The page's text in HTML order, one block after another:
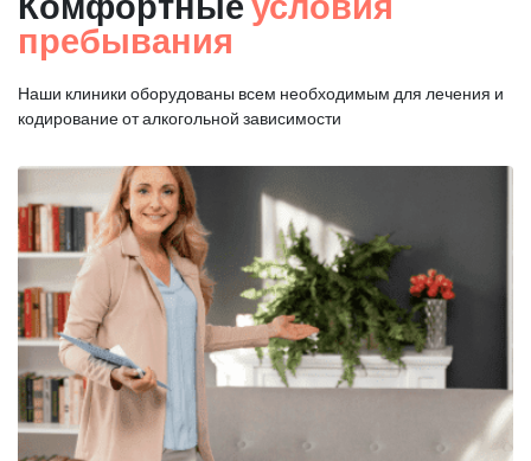
пребывания
Наши клиники оборудованы всем необходимым для лечения и
кодирование от алкогольной зависимости